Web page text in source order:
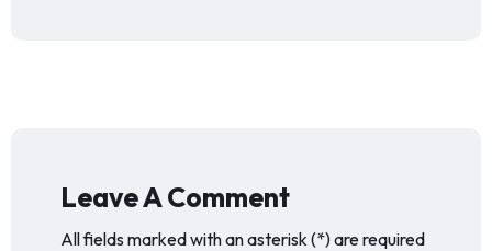
Leave A Comment
All fields marked with an asterisk (*) are required